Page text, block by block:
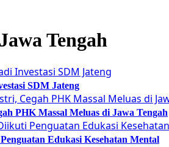
Tengah
SDM Jateng
PHK Massal Meluas di Jawa Tengah
Edukasi Kesehatan Mental